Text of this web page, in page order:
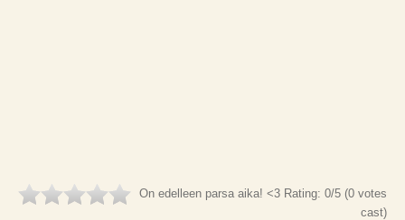
On edelleen parsa aika! <3 Rating: 0/5 (0 votes
cast)